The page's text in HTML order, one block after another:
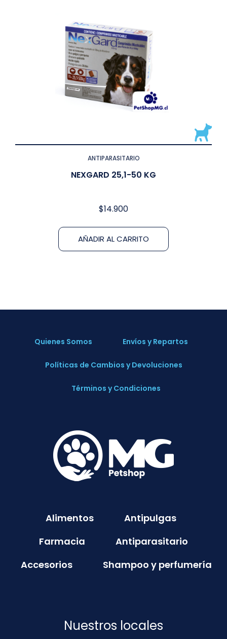
ANTIPARASITARIO
NEXGARD 25,1-50 KG
$14.900
AÑADIR AL CARRITO
Quienes Somos Envíos y Repartos
Políticas de Cambios y Devoluciones
Términos y Condiciones
Alimentos
Antipulgas
Farmacia
Antiparasitario
Accesorios
Shampoo y perfumería
Nuestros locales